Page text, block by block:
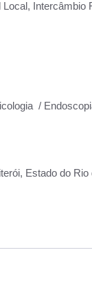
Local, Intercâmbio
/
Estado do Rio